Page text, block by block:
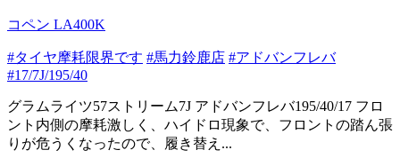
コペン LA400K
#タイヤ摩耗限界です #馬力鈴鹿店 #アドバンフレバ
#17/7J/195/40
グラムライツ57ストリーム7J アドバンフレバ195/40/17 フロ
ント内側の摩耗激しく、ハイドロ現象で、フロントの踏ん張
りが危うくなったので、履き替え...